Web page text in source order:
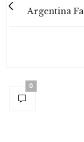
Argentina
0